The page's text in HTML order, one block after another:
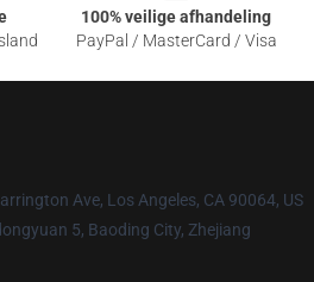
100% veilige afhandeling
PayPal / MasterCard / Visa
Ave, Los Angeles, CA 90064, US
5, Baoding City, Zhejiang